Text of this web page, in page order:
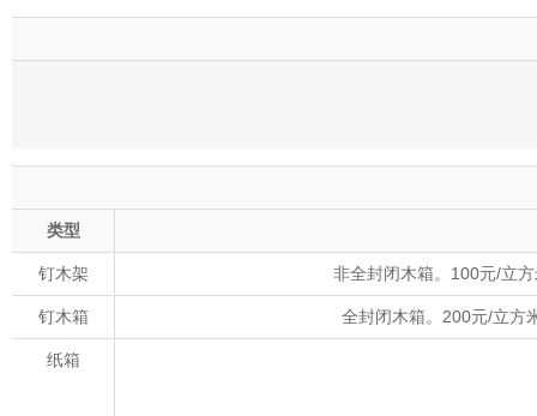
类型
钉木架 非全封闭木箱。100元/立
钉木箱 全封闭木箱。200元/立方
纸箱